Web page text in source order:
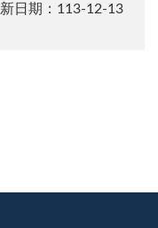
日期：113-12-13